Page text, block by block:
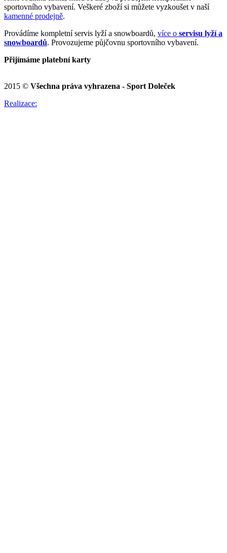
sportovního vybavení. Veškeré zboží si můžete vyzkoušet v naší
kamenné prodejně.
Provádíme kompletní servis lyží a snowboardů, více o servisu lyží a
snowboardů. Provozujeme půjčovnu sportovního vybavení.
Přijímáme platební karty
2015 © Všechna práva vyhrazena - Sport Doleček
Realizace: